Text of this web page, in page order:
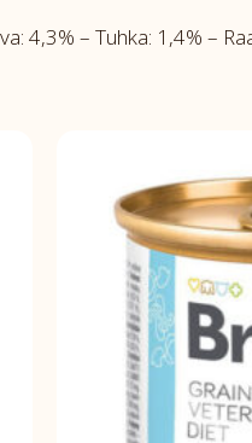
4,3% – Tuhka: 1,4% –